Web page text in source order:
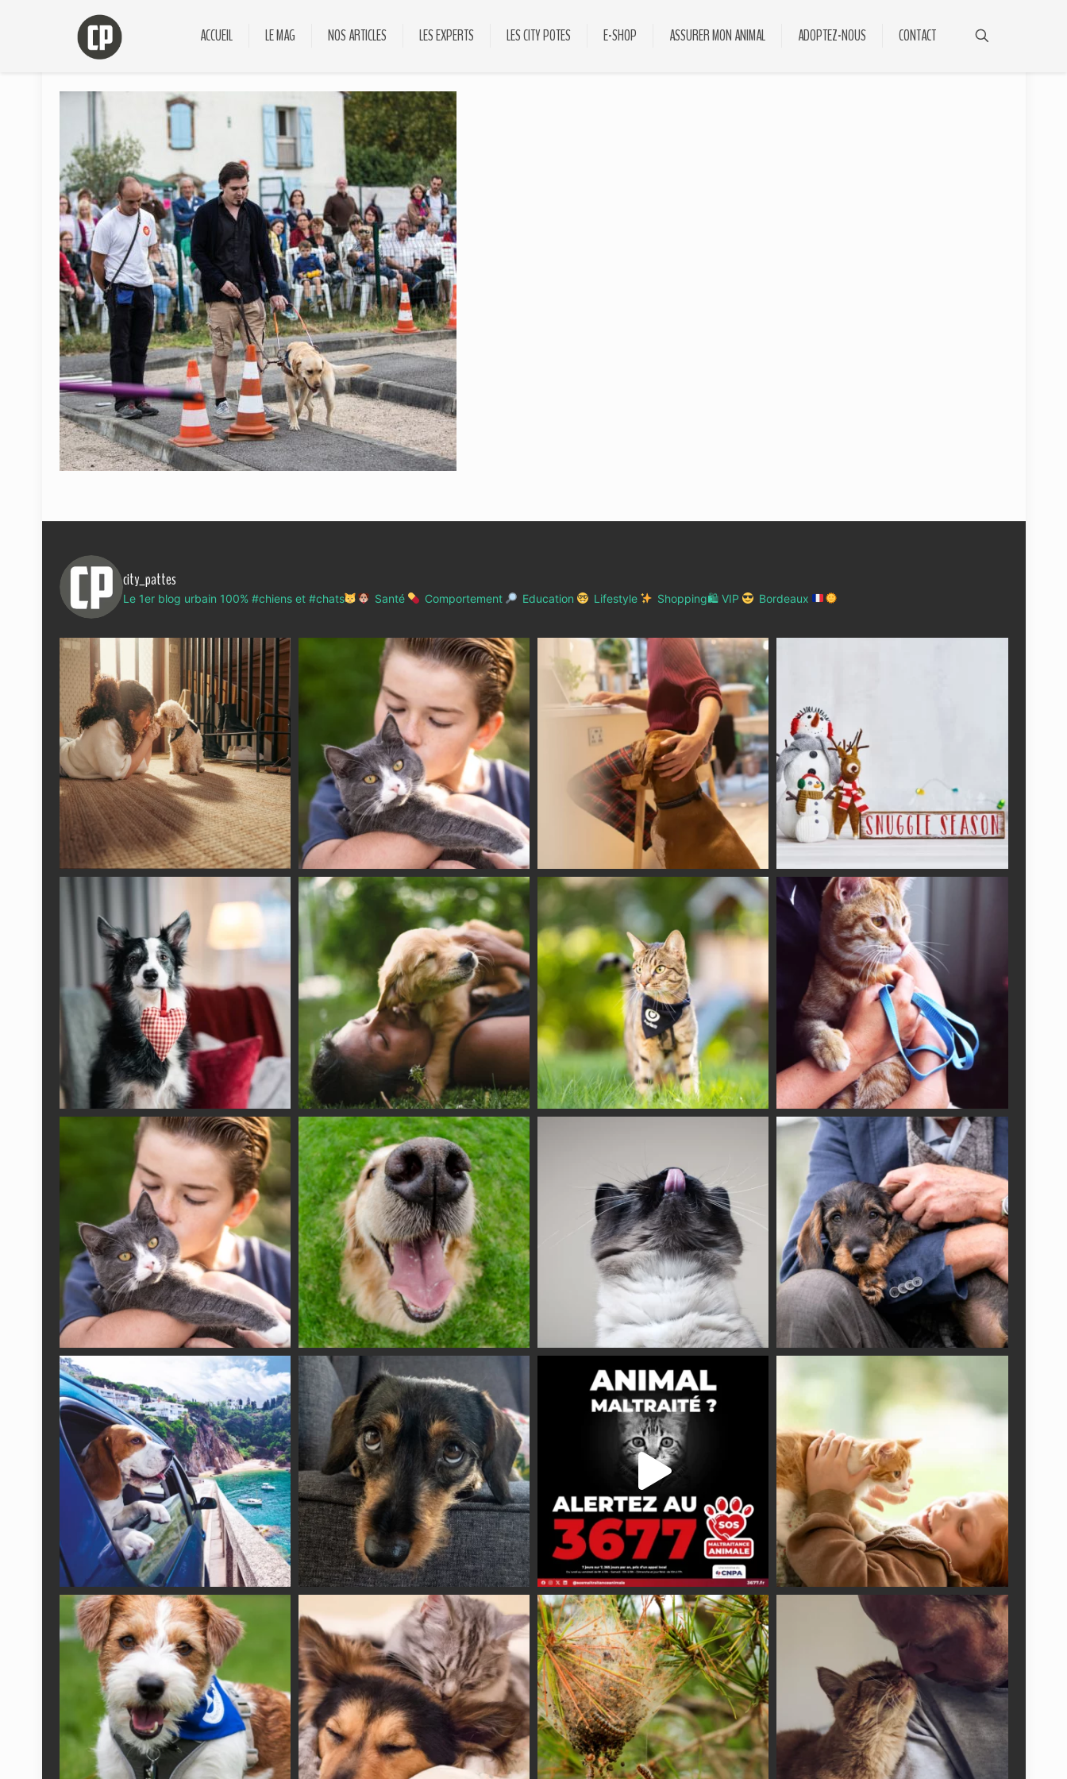
ACCUEIL LE MAG NOS ARTICLES LES EXPERTS LES CITY POTES E-SHOP ASSURER MON ANIMAL ADOPTEZ-NOUS CONTACT
city_pattes
Le 1er blog urbain 100% #chiens et #chats Santé Comportement Education Lifestyle Shopping🛍 VIP Bordeaux